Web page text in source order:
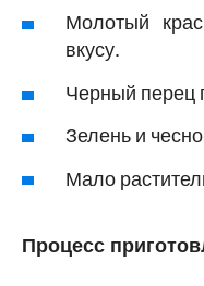
Молотый
вкусу.
Черный перец
Зелень и
Мало
Процесс